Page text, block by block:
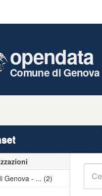
opendata
Comune di Genova
Genova - ... (2)